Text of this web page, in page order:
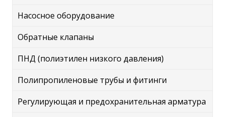
Насосное оборудование
Обратные клапаны
ПНД (полиэтилен низкого давления)
Полипропиленовые трубы и фитинги
Регулирующая и предохранительная арматура